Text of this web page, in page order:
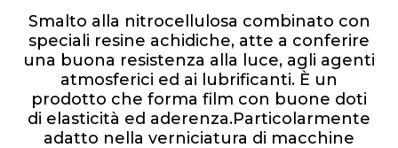
Smalto alla nitrocellulosa combinato con
speciali resine achidiche, atte a conferire
una buona resistenza alla luce, agli agenti
atmosferici ed ai lubrificanti. È un
prodotto che forma film con buone doti
di elasticità ed aderenza.Particolarmente
adatto nella verniciatura di macchine